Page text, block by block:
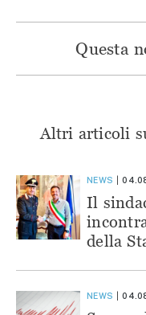
Questa
Altri articoli
NEWS
Il
della
NEWS